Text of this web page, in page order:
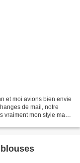
et moi avions bien envie
de mail, notre
vraiment mon style mais